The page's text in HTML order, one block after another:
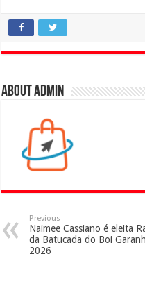
About admin
Previous
Naimee Cassiano é eleita
da Batucada do Boi
2026